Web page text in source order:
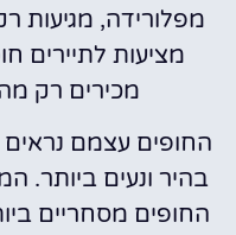
מפלורידה, מגיעות
מציעות לתיירים
מכירים רק
החופים עצמם נראים
בהיר ונעים ביותר.
החופים מסחריים